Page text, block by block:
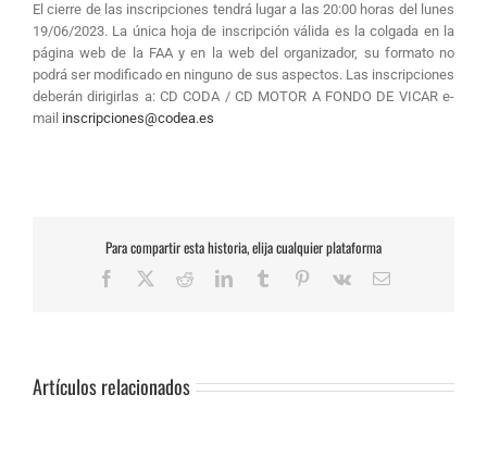
El cierre de las inscripciones tendrá lugar a las 20:00 horas del lunes
19/06/2023. La única hoja de inscripción válida es la colgada en la
página web de la FAA y en la web del organizador, su formato no
podrá ser modificado en ninguno de sus aspectos. Las inscripciones
deberán dirigirlas a: CD CODA / CD MOTOR A FONDO DE VICAR e-
mail inscripciones@codea.es
Para compartir esta historia, elija cualquier plataforma
Facebook RedditLinkedInTumblr Pinterest
Vk
Correo
Artículos relacionados